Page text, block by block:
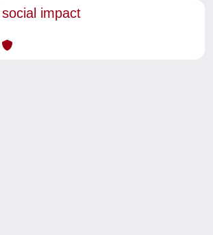
social impact